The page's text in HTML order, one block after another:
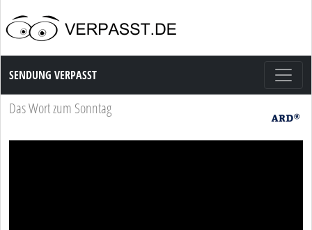
Sendung Verpasst
SENDUNG VERPASST
Das Wort zum Sonntag